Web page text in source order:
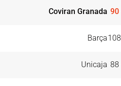
Coviran Granada 90
Barça108
Unicaja 88